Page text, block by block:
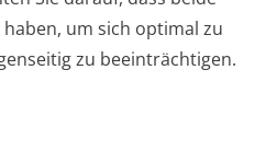
um sich optimal zu
zu beeinträchtigen.